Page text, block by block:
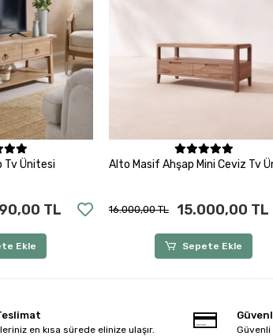
Ekle
Tv Ünitesi
TL
Ekle
Sepete Ekle
Alto Masif Ahşap Mini Ceviz Tv
16.000,00 TL 15.000,00 TL
Sepete Ekle
en kısa sürede elinize ulaşır.